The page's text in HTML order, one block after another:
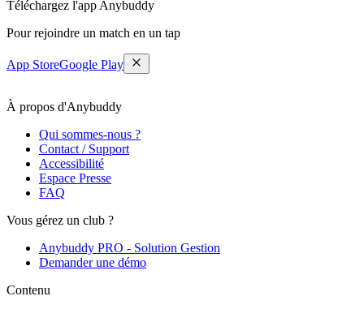
Téléchargez l'app Anybuddy
Pour rejoindre un match en un tap
App StoreGoogle Play
À propos d'Anybuddy
Qui sommes-nous ?
Contact / Support
Accessibilité
Espace Presse
FAQ
Vous gérez un club ?
Anybuddy PRO - Solution Gestion
Demander une démo
Contenu